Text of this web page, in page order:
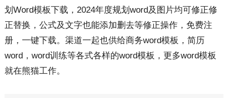
划Word模板下载，2024年度规划word及图片均可修正修
正替换，公式及文字也能添加删去等修正操作，免费注
册，一键下载。渠道一起也供给商务word模板，简历
word，word训练等各式各样的word模板，更多word模板
就在熊猫工作。